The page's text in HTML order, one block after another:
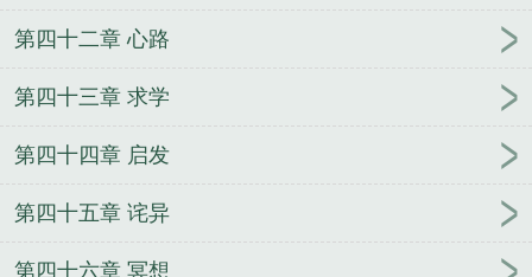
第四十二章 心路
第四十三章 求学
第四十四章 启发
第四十五章 诧异
第四十六章 冥想